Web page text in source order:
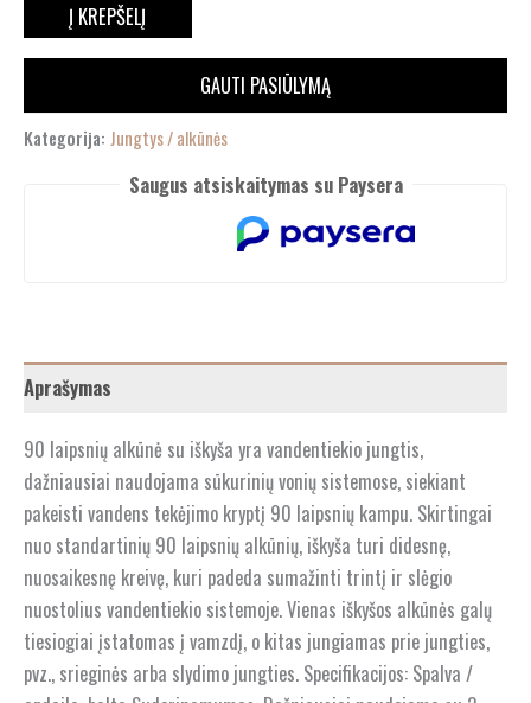
Į KREPŠELĮ
GAUTI PASIŪLYMĄ
Kategorija: Jungtys / alkūnės
Saugus atsiskaitymas su Paysera
Aprašymas
90 laipsnių alkūnė su iškyša yra vandentiekio jungtis,
dažniausiai naudojama sūkurinių vonių sistemose, siekiant
pakeisti vandens tekėjimo kryptį 90 laipsnių kampu. Skirtingai
nuo standartinių 90 laipsnių alkūnių, iškyša turi didesnę,
nuosaikesnę kreivę, kuri padeda sumažinti trintį ir slėgio
nuostolius vandentiekio sistemoje. Vienas iškyšos alkūnės galų
tiesiogiai įstatomas į vamzdį, o kitas jungiamas prie jungties,
pvz., srieginės arba slydimo jungties. Specifikacijos: Spalva /